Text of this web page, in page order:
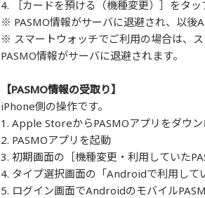
4. ［カードを預ける（機種変更）］をタッ
※ PASMO情報がサーバに退避され、以後
※ スマートウォッチでご利用の場合は、
PASMO情報がサーバに退避されます。
【PASMO情報の受取り】
iPhone側の操作です。
1. Apple StoreからPASMOアプリをダウン
2. PASMOアプリを起動
3. 初期画面の［機種変更・利用していた
4. タイプ選択画面の「Androidで利用して
5. ログイン画面でAndroidのモバイル